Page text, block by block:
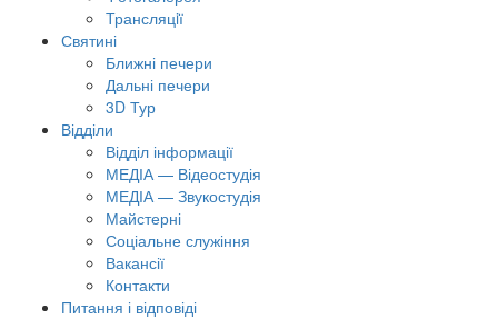
Трансляцiї
Святині
Ближні печери
Дальні печери
3D Тур
Відділи
Відділ інформації
МЕДІА — Відеостудія
МЕДІА — Звукостудія
Майстерні
Соціальне служіння
Вакансії
Контакти
Питання і відповіді